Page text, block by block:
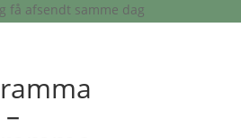
få afsendt samme dag